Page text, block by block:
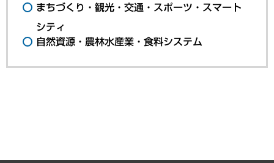
まちづくり・観光・交通・スポーツ・スマート
シティ
自然資源・農林水産業・食料システム